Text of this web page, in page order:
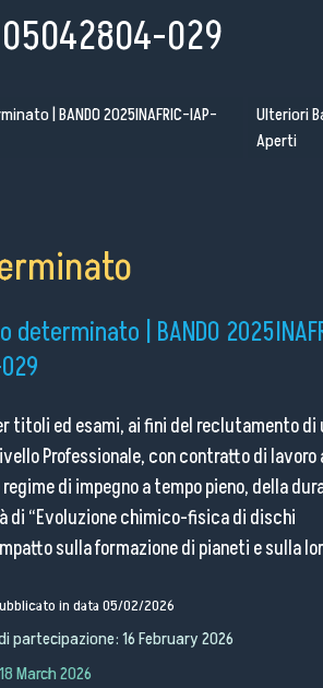
029
| BANDO 2025INAFRIC-IAP-
Ulteriori
Aperti
determinato | BANDO
titoli ed esami, ai fini del reclutamento di
Professionale, con contratto di lavoro
di impegno a tempo pieno, della
di “Evoluzione chimico-fisica di dischi
sulla formazione di pianeti e sulla
in data 05/02/2026
partecipazione:16 February 2026
18 March 2026
Lavora con noi
Amministrazione Trasparente
Organigramma
Elenchi del personale
Ordini e Determine
Progetti di investimento pubblico
Automatizzazione delle procedure
Attività Scientifiche
Pubblico Scuole e Università
Per il personale